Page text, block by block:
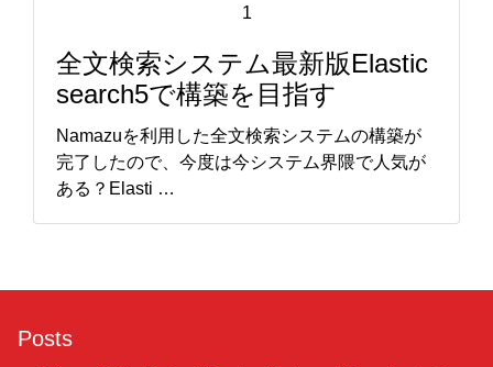
1
全文検索システム最新版Elastic
search5で構築を目指す
Namazuを利用した全文検索システムの構築が
完了したので、今度は今システム界隈で人気が
ある？Elasti …
Posts